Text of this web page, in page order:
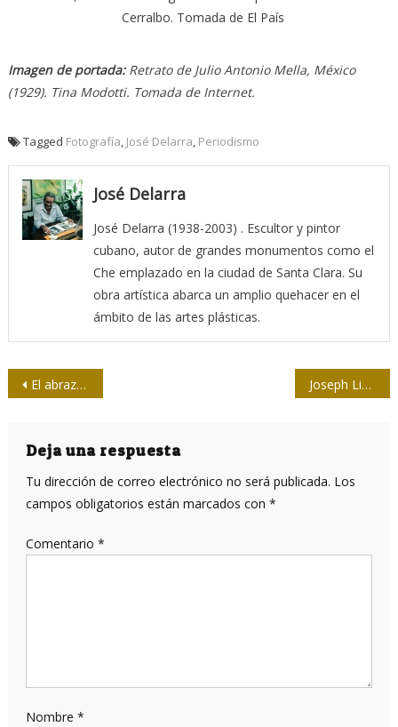
Cerralbo. Tomada de El País
Imagen de portada:Retrato de Julio Antonio Mella, México
(1929). Tina Modotti. Tomada de Internet.
Tagged Fotografía, José Delarra, Periodismo
José Delarra
José Delarra (1938-2003) . Escultor y pintor
cubano, autor de grandes monumentos como el
Che emplazado en la ciudad de Santa Clara. Su
obra artística abarca un amplio quehacer en el
ámbito de las artes plásticas.
Navegación
entradas
El abrazo de La Habana Joseph Lister, el cirujano que tuvo la brillante idea de desinfectarse las manos
Deja una respuesta
Tu dirección de correo electrónico no será publicada. Los
campos obligatorios están marcados con *
Comentario *
Nombre *